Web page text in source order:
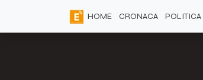
HOME CRONACA POLITICA